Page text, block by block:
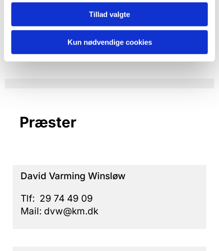
Tillad valgte
Kun nødvendige cookies
fællesskab med gudstjenester og
mange aktiviteter for både børn og
voksne.
Præster
David Varming Winsløw
Tlf: 29 74 49 09
Mail: dvw@km.dk